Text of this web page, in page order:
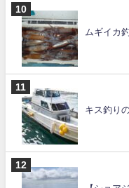
ムギイカ
キス釣り